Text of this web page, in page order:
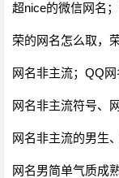
超nice的微信网名
荣的网名怎么取，
网名非主流；QQ
网名非主流符号、
网名非主流的男生
网名男简单气质成